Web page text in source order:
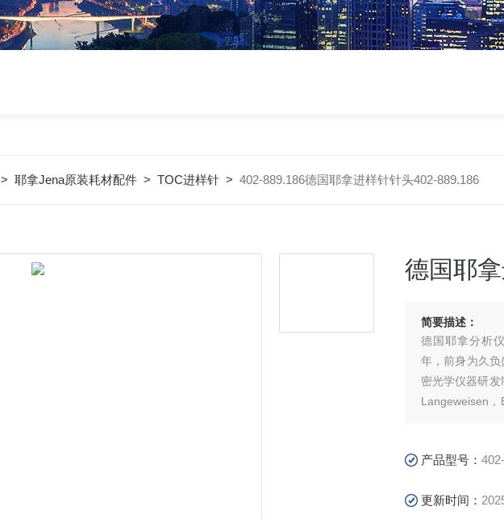
>耶拿Jena原装耗材配件 >TOC进样针 >402-889.186德国耶拿进样针针头402-889.186
德国耶
简要描述：
德国耶拿分析
年，前身为久
密光学仪器研
Langeweisen
产品型号：
更新时间：